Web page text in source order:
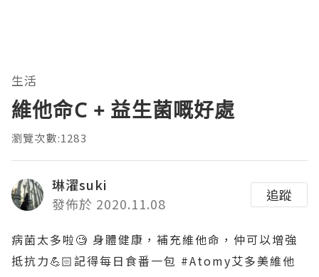
生活
維他命C + 益生菌嘅好處
瀏覽次數:1283
琳濯suki
發佈於 2020.11.08
追蹤
病菌太多啦🧐 身體健康，補充維他命，仲可以增強
抵抗力💪🏻記得每日食番一包 #Atomy艾多美維他